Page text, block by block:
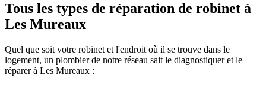
Tous les types de réparation de robinet à
Les Mureaux
Quel que soit votre robinet et l'endroit où il se trouve dans le
logement, un plombier de notre réseau sait le diagnostiquer et le
réparer à Les Mureaux :